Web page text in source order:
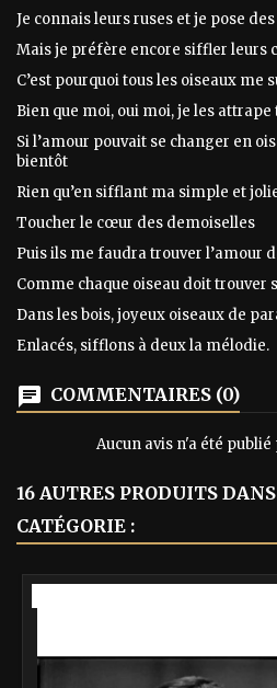
Je connais leurs ruses et je pose
Mais je préfère encore siffler leurs
C’est pourquoi tous les oiseaux me
Bien que moi, oui moi, je les
Si l’amour pouvait se changer en
bientôt
Rien qu’en sifflant ma simple et
Toucher le cœur des demoiselles
Puis ils me faudra trouver l’amour
Comme chaque oiseau doit trouver
Dans les bois, joyeux oiseaux de
Enlacés, sifflons à deux la mélodie.
COMMENTAIRES (0)
Aucun avis n'a été
16 AUTRES PRODUITS
CATÉGORIE :